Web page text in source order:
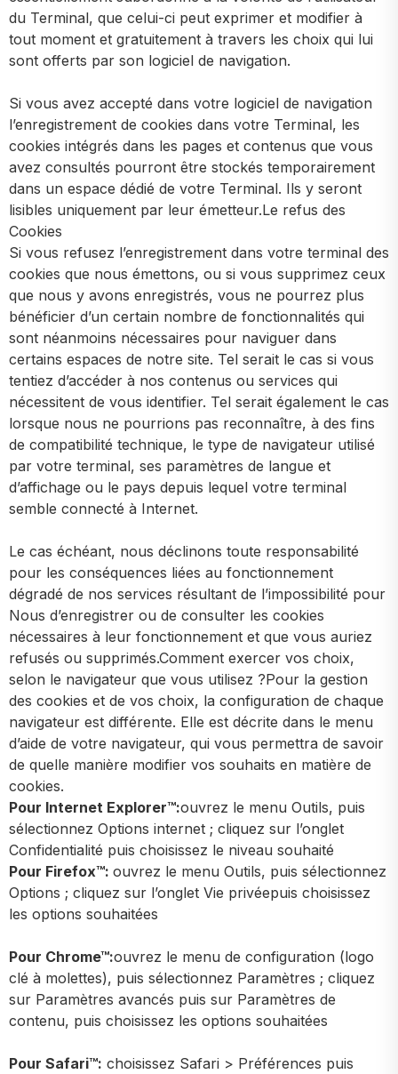
du Terminal, que celui-ci peut exprimer et modifier à
tout moment et gratuitement à travers les choix qui lui
sont offerts par son logiciel de navigation.
Si vous avez accepté dans votre logiciel de navigation
l’enregistrement de cookies dans votre Terminal, les
cookies intégrés dans les pages et contenus que vous
avez consultés pourront être stockés temporairement
dans un espace dédié de votre Terminal. Ils y seront
lisibles uniquement par leur émetteur.Le refus des
Cookies
Si vous refusez l’enregistrement dans votre terminal des
cookies que nous émettons, ou si vous supprimez ceux
que nous y avons enregistrés, vous ne pourrez plus
bénéficier d’un certain nombre de fonctionnalités qui
sont néanmoins nécessaires pour naviguer dans
certains espaces de notre site. Tel serait le cas si vous
tentiez d’accéder à nos contenus ou services qui
nécessitent de vous identifier. Tel serait également le cas
lorsque nous ne pourrions pas reconnaître, à des fins
de compatibilité technique, le type de navigateur utilisé
par votre terminal, ses paramètres de langue et
d’affichage ou le pays depuis lequel votre terminal
semble connecté à Internet.
Le cas échéant, nous déclinons toute responsabilité
pour les conséquences liées au fonctionnement
dégradé de nos services résultant de l’impossibilité pour
Nous d’enregistrer ou de consulter les cookies
nécessaires à leur fonctionnement et que vous auriez
refusés ou supprimés.Comment exercer vos choix,
selon le navigateur que vous utilisez ?Pour la gestion
des cookies et de vos choix, la configuration de chaque
navigateur est différente. Elle est décrite dans le menu
d’aide de votre navigateur, qui vous permettra de savoir
de quelle manière modifier vos souhaits en matière de
cookies.
Pour Internet Explorer™:ouvrez le menu Outils, puis
sélectionnez Options internet ; cliquez sur l’onglet
Confidentialité puis choisissez le niveau souhaité
Pour Firefox™: ouvrez le menu Outils, puis sélectionnez
Options ; cliquez sur l’onglet Vie privéepuis choisissez
les options souhaitées
Pour Chrome™:ouvrez le menu de configuration (logo
clé à molettes), puis sélectionnez Paramètres ; cliquez
sur Paramètres avancés puis sur Paramètres de
contenu, puis choisissez les options souhaitées
Pour Safari™: choisissez Safari > Préférences puis